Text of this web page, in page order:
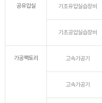
공유압실 기초유압실습장비
기초공압실습장비
가공팩토리 고속가공기
고속가공기